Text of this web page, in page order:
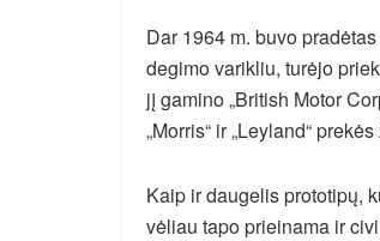
Dar 1964 m. buvo
degimo varikliu, turėjo
jį gamino „British Motor
„Morris“ ir „Leyland“
Kaip ir daugelis prototipų,
vėliau tapo prieinama ir